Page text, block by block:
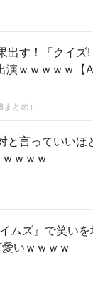
出す！「クイ
ｗｗｗｗｗ【
とめ）
と言っていいほ
ｗｗｗ
ムズ』で笑いを
いｗｗｗｗ